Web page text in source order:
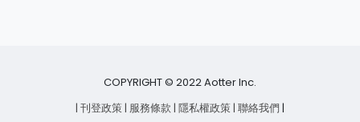
COPYRIGHT © 2022 Aotter Inc.
| 刊登政策| 服務條款 | 隱私權政策| 聯絡我們 |